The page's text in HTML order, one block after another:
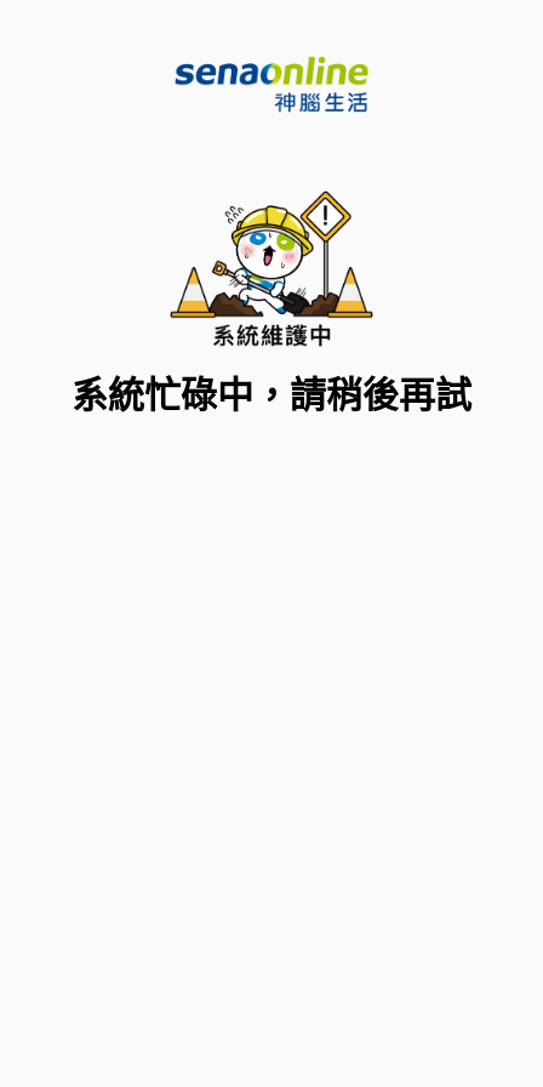
系統忙碌中，請稍後再試